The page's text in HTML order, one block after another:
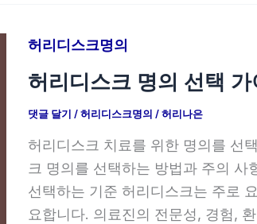
허리디스크명의
허리디스크 명의 선택 가
댓글 달기 /허리디스크명의 /허리나은
허리디스크 치료를 위한 명의를 선
크 명의를 선택하는 방법과 주의
선택하는 기준 허리디스크는 주로
요합니다. 의료진의 전문성, 경험,